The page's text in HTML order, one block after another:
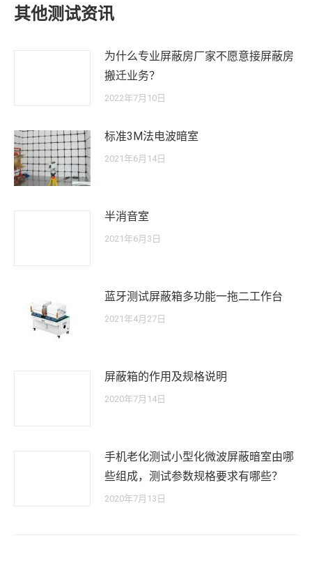
其他测试资讯
为什么专业屏蔽房厂家不愿意接屏蔽房
搬迁业务？
2022年7月10日
标准3M法电波暗室
2021年6月14日
半消音室
2021年6月3日
蓝牙测试屏蔽箱多功能一拖二工作台
2021年4月27日
屏蔽箱的作用及规格说明
2020年7月14日
手机老化测试小型化微波屏蔽暗室由哪
些组成，测试参数规格要求有哪些？
2020年7月13日